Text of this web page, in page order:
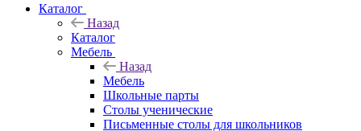
Каталог
Назад
Каталог
Мебель
Назад
Мебель
Школьные парты
Столы ученические
Письменные столы для школьников